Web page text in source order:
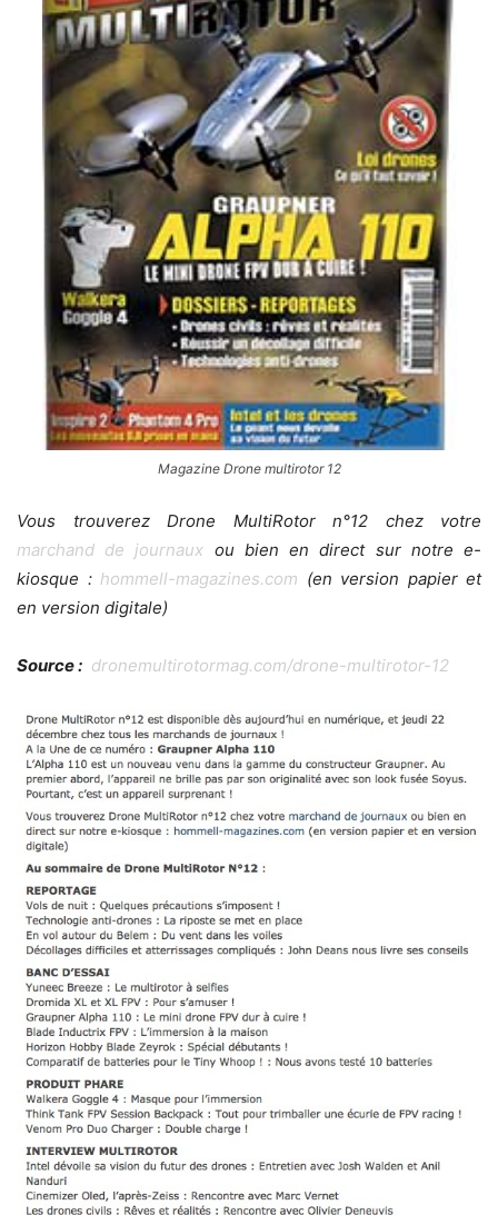
Magazine Drone multirotor 12
Vous trouverez Drone MultiRotor n°12 chez votre
marchand de journaux ou bien en direct sur notre e-
kiosque : hommell-magazines.com (en version papier et
en version digitale)
Source : dronemultirotormag.com/drone-multirotor-12